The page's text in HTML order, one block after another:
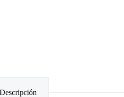
Descripción